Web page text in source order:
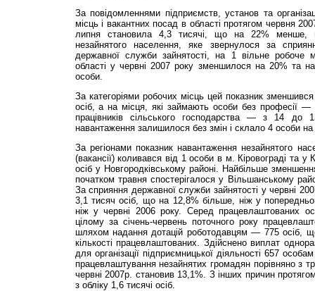
За повідомленнями підприємств, установ та
місць і вакантних посад в області протягом червня
липня становила 4,3 тисячі, що на 22% менше,
незайнятого населення, яке звернулося за
державної служби зайнятості, на 1 вільне робоче
області у червні 2007 року зменшилося на 20% та
особи.
За категоріями робочих місць цей показник
осіб, а на місця, які займають особи без професії
працівників сільського господарства — з 14 до
навантаження залишилося без змін і склало 4 особи на
За регіонами показник навантаження незайнятого
(вакансії) коливався від 1 особи в м. Кіровограді та у
осіб у Новгородківському районі. Найбільше
початком травня спостерігалося у Вільшанському
За сприяння державної служби зайнятості у червні
3,1 тисяч осіб, що на 12,8% більше, ніж у
ніж у червні 2006 року. Серед працевлаштованих
цілому за січень-червень поточного року
шляхом надання дотацій роботодавцям — 775 осіб,
кількості працевлаштованих. Здійснено виплат
для організації підприємницької діяльності 657
працевлаштування незайнятих громадян порівняно з
червні 2007р. становив 13,1%. З інших причин
з обліку 1,6 тисячі осіб.